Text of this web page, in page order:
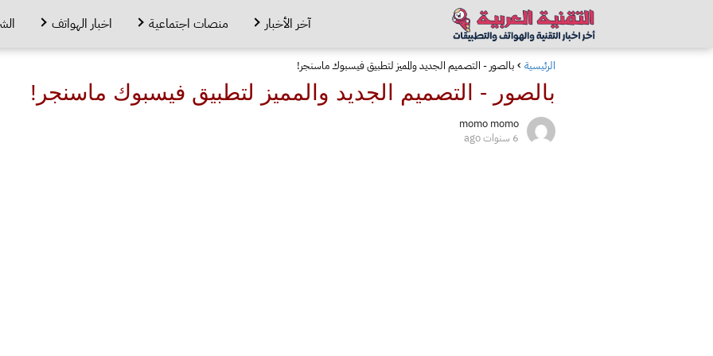
آخر الأخبار منصات اجتماعية اخبار الهواتف
الرئيسية بالصور - التصميم الجديد والمميز لتطبيق فيسبوك ماسنجر!
بالصور - التصميم الجديد والمميز لتطبيق فيسبوك ماسنجر!
momo momo
6 سنوات ago